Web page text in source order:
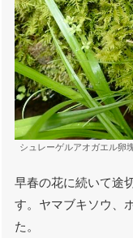
シュレーゲルアオガエル卵
早春の花に続いて途
す。ヤマブキソウ、
た。